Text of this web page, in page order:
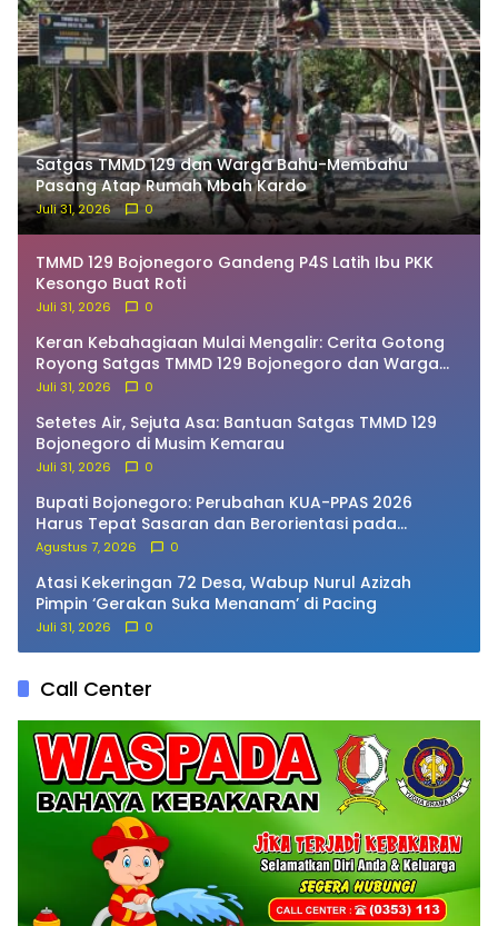
Satgas TMMD 129 dan Warga Bahu-Membahu
Pasang Atap Rumah Mbah Kardo
Juli 31, 2026 0
TMMD 129 Bojonegoro Gandeng P4S Latih Ibu PKK
Kesongo Buat Roti
Juli 31, 2026 0
Keran Kebahagiaan Mulai Mengalir: Cerita Gotong
Royong Satgas TMMD 129 Bojonegoro dan Warga
Bekatul
Juli 31, 2026 0
Setetes Air, Sejuta Asa: Bantuan Satgas TMMD 129
Bojonegoro di Musim Kemarau
Juli 31, 2026 0
Bupati Bojonegoro: Perubahan KUA-PPAS 2026
Harus Tepat Sasaran dan Berorientasi pada
Masyarakat
Agustus 7, 2026 0
Atasi Kekeringan 72 Desa, Wabup Nurul Azizah
Pimpin ‘Gerakan Suka Menanam’ di Pacing
Juli 31, 2026 0
Call Center